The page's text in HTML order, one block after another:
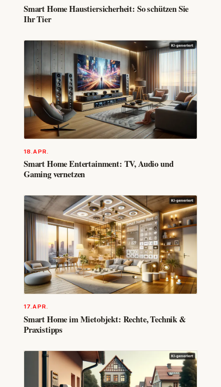
Smart Home Haustiersicherheit: So schützen Sie
Ihr Tier
18.APR.
Smart Home Entertainment: TV, Audio und
Gaming vernetzen
17.APR.
Smart Home im Mietobjekt: Rechte, Technik &
Praxistipps